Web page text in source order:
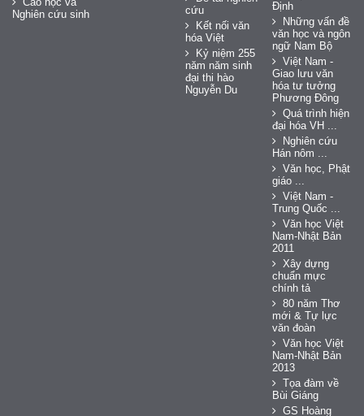
Nghiên cứu sinh
cứu
Kết nối văn
hóa Việt
Kỷ niệm 255
năm năm sinh
đại thi hào
Nguyễn Du
Định
Những vấn đề
văn học và ngôn
ngữ Nam Bộ
Việt Nam -
Giao lưu văn
hóa tư tưởng
Phương Đông
Quá trình hiện
đại hóa VH ...
Nghiên cứu
Hán nôm ...
Văn học, Phật
giáo ...
Việt Nam -
Trung Quốc ...
Văn học Việt
Nam-Nhật Bản
2011
Xây dựng
chuẩn mực
chính tả
80 năm Thơ
mới & Tự lực
văn đoàn
Văn học Việt
Nam-Nhật Bản
2013
Tọa đàm về
Bùi Giáng
GS Hoàng